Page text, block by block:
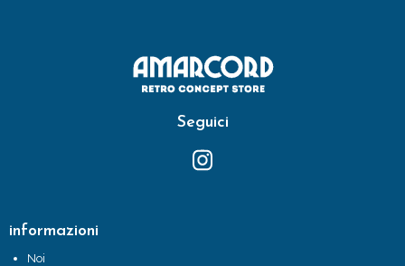
Seguici
informazioni
Noi